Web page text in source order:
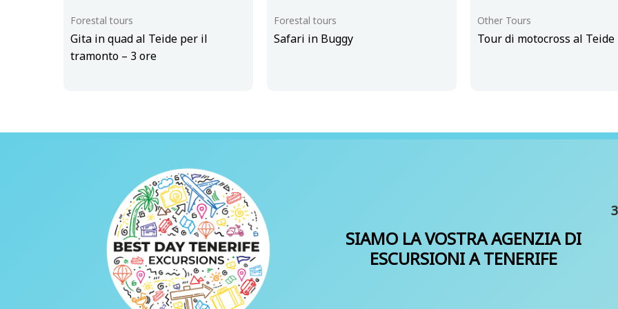
Forestal tours
Gita in quad al Teide per il
tramonto – 3 ore
Forestal tours
Safari in Buggy
Other Tours
Tour di motocross al Teide
SIAMO LA VOSTRA AGENZIA DI
ESCURSIONI A TENERIFE